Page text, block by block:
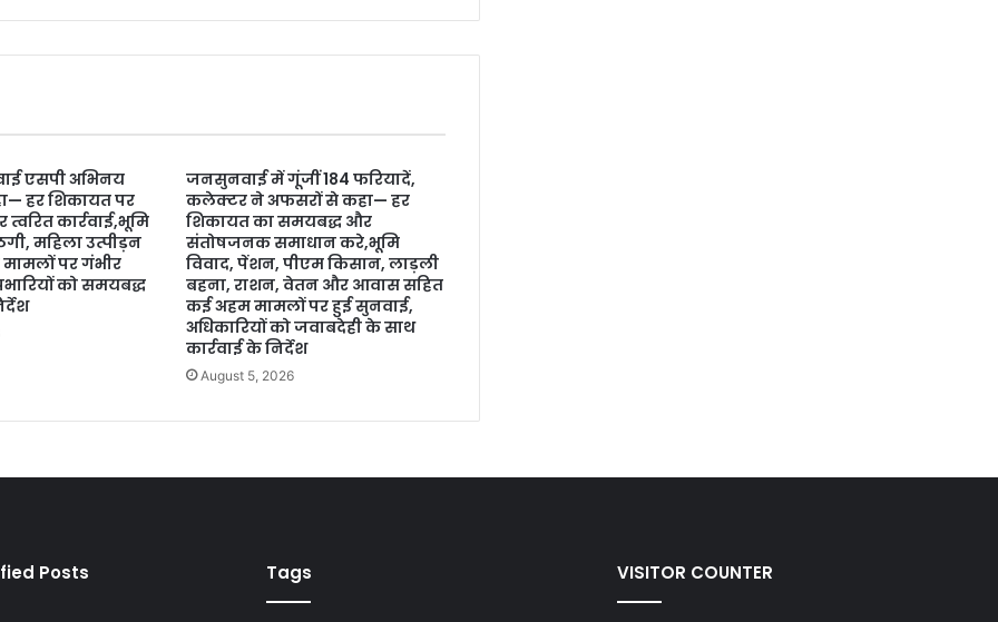
एसपी अभिनय
हर शिकायत पर
त्वरित कार्रवाई,भूमि
महिला उत्पीड़न
मामलों पर गंभीर
को समयबद्ध
जनसुनवाई में गूंजीं 184 फरियादें,
कलेक्टर ने अफसरों से कहा— हर
शिकायत का समयबद्ध और
संतोषजनक समाधान करे,भूमि
विवाद, पेंशन, पीएम किसान, लाड़ली
बहना, राशन, वेतन और आवास सहित
कई अहम मामलों पर हुई सुनवाई,
अधिकारियों को जवाबदेही के साथ
कार्रवाई के निर्देश
August 5, 2026
Posts Tags VISITOR COUNTER